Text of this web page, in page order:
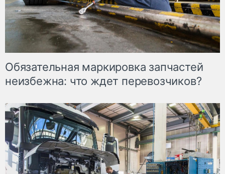
Обязательная маркировка запчастей
неизбежна: что ждет перевозчиков?